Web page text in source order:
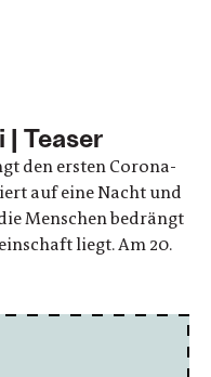
| Teaser
den ersten Corona-
auf eine Nacht und
Menschen bedrängt
liegt. Am 20.